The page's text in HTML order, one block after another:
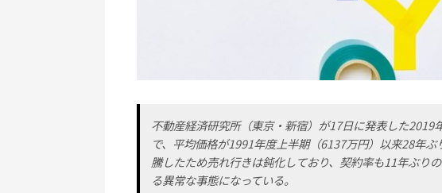
不動産経済研究所（東京・新宿）が17日に発表した
で、平均価格が1991年度上半期（6137万円）以来28年
騰したため売れ行きは鈍化しており、契約率も11年ぶり
る異常な事態になっている。